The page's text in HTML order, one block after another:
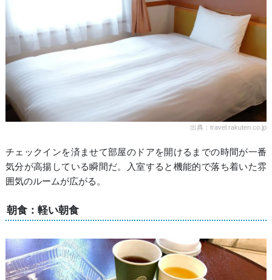
出典：travel.rakuten.co.jp
チェックインを済ませて部屋のドアを開けるまでの時間が一番
気分が高揚している瞬間だ。入室すると機能的で落ち着いた雰
囲気のルームが広がる。
朝食：軽い朝食